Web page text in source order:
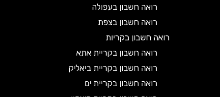
רואה חשבון בעפולה
רואה חשבון בצפת
רואה חשבון בקריות
רואה חשבון בקריית אתא
רואה חשבון בקריית ביאליק
רואה חשבון בקריית ים